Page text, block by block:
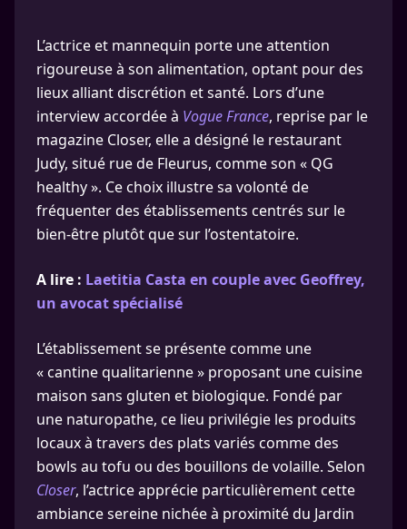
L’actrice et mannequin porte une attention
rigoureuse à son alimentation, optant pour des
lieux alliant discrétion et santé. Lors d’une
interview accordée à Vogue France, reprise par le
magazine Closer, elle a désigné le restaurant
Judy, situé rue de Fleurus, comme son « QG
healthy ». Ce choix illustre sa volonté de
fréquenter des établissements centrés sur le
bien-être plutôt que sur l’ostentatoire.
A lire : Laetitia Casta en couple avec Geoffrey,
un avocat spécialisé
L’établissement se présente comme une
« cantine qualitarienne » proposant une cuisine
maison sans gluten et biologique. Fondé par
une naturopathe, ce lieu privilégie les produits
locaux à travers des plats variés comme des
bowls au tofu ou des bouillons de volaille. Selon
Closer, l’actrice apprécie particulièrement cette
ambiance sereine nichée à proximité du Jardin